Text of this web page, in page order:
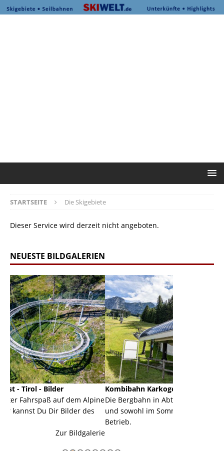
STARTSEITE Die Skigebiete
Dieser Service wird derzeit nicht angeboten.
NEUESTE BILDGALERIEN
dem Alpine
des
Kombibahn Karkogel - Abtenau - Salzburg
Die Bergbahn in Abtenau ist eine Kombibahn
und sowohl im Sommer als auch im Winter in